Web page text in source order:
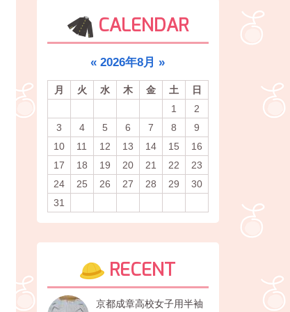
CALENDAR
« 2026年8月 »
月 火 水 木 金 土
日
1
2
3
4 5 6 7 8
9
10
11 12 13 14 15
16
17
18 19 20 21 22
23
24
25 26 27 28 29
30
31
RECENT
京都成章高校女子用半袖